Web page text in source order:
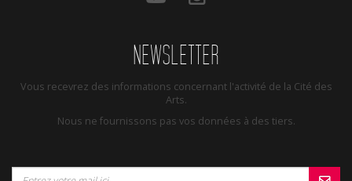
NEWSLETTER
Vous recevrez des informations concernant l'activité de la Cité des
Arts.
Nous ne fournissons pas vos données à des tiers.